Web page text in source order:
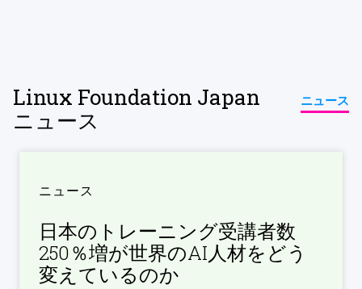
Linux Foundation Japan
ニュース
ニュース
ニュース
日本のトレーニング受講者数
250％増が世界のAI人材をどう
変えているのか